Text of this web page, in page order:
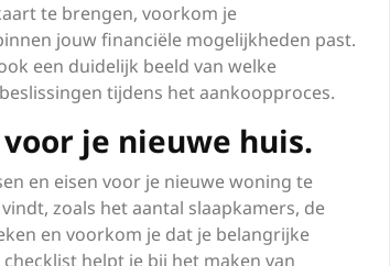
te brengen, voorkom je
jouw financiële mogelijkheden past.
een duidelijk beeld van welke
tijdens het aankoopproces.
je nieuwe huis.
en eisen voor je nieuwe woning te
zoals het aantal slaapkamers, de
en voorkom je dat je belangrijke
helpt je bij het maken van